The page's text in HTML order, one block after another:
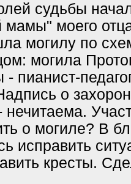
судьбы
мамы" моего
могилу по
могила
пианист-
о
о могиле? В
исправить
кресты.